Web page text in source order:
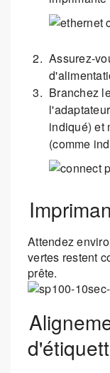
Assurez-
Branchez
indiqué) et
(comme
Attendez
vertes restent
prête.